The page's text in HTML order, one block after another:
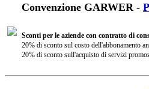
Convenzione GARWER -
Sconti per le aziende con contratto di
20% di sconto sul costo dell'abbonamento
20% di sconto sull'acquisto di servizi